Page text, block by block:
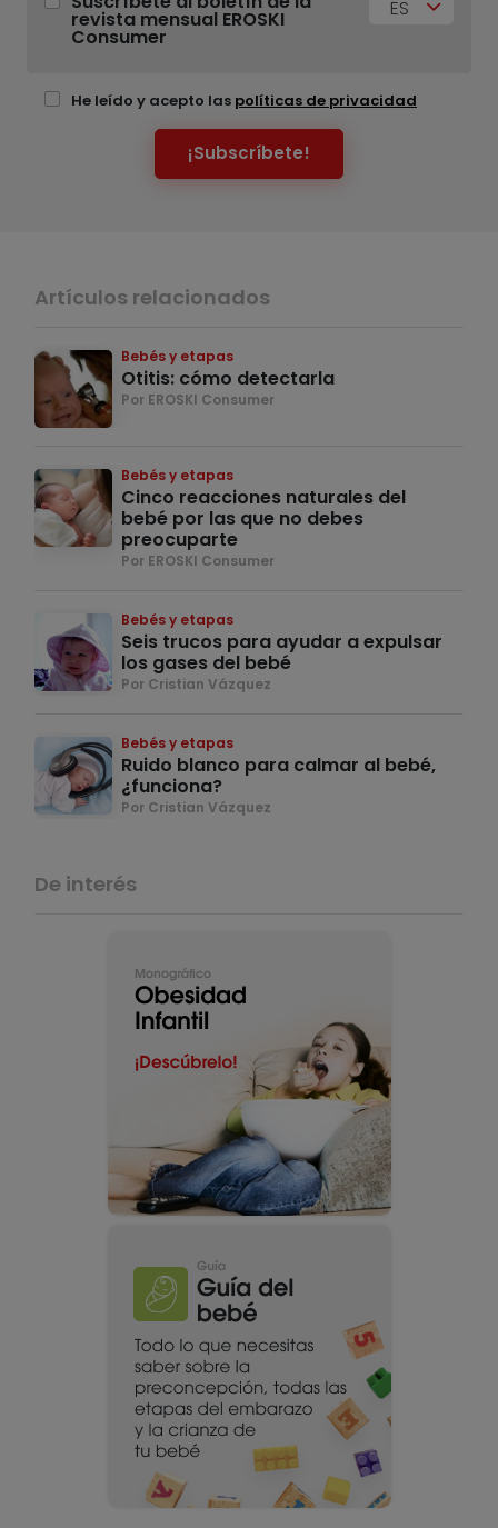
revista mensual EROSKI
Consumer
ES
He leído y acepto las políticas de privacidad
¡Subscríbete!
Artículos relacionados
Bebés y etapas
Otitis: cómo detectarla
Por EROSKI Consumer
Bebés y etapas
Cinco reacciones naturales del
bebé por las que no debes
preocuparte
Por EROSKI Consumer
Bebés y etapas
Seis trucos para ayudar a expulsar
los gases del bebé
Por Cristian Vázquez
Bebés y etapas
Ruido blanco para calmar al bebé,
¿funciona?
Por Cristian Vázquez
De interés